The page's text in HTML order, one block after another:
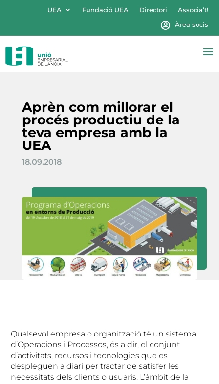
UEA Fundació UEA Directori
Associa’t!
Àrea socis
Aprèn com millorar el
procés productiu de la
teva empresa amb la
UEA
18.09.2018
Qualsevol empresa o organització té un sistema
d’Operacions i Processos, és a dir, el conjunt
d’activitats, recursos i tecnologies que es
despleguen a diari per tractar de satisfer les
necessitats dels clients o usuaris. L’àmbit de la